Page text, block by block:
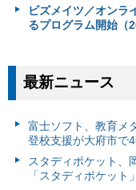
ビズメイツ／オンラ
るプログラム開始（
最新ニュース
富⼠ソフト、教育メ
登校支援が大府市で
スタディポケット、
「スタディポケット